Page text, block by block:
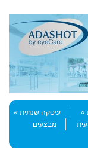
עיסקה שנתית
מבצעים